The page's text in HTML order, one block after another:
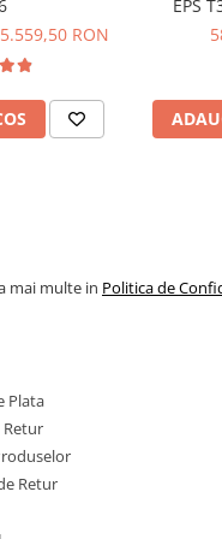
RON
EPS
mai multe in Politica de
Plata
Retur
Retur